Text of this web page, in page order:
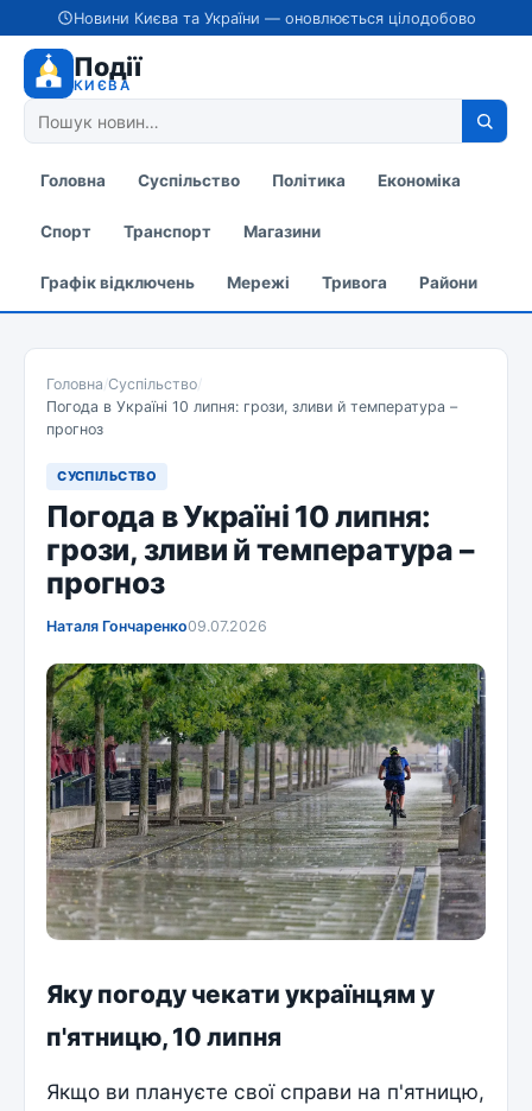
Новини Києва та України — оновлюється цілодобово
Події
КИЄВА
Головна Суспільство Політика Економіка
Спорт Транспорт Магазини
Графік відключень Мережі Тривога Райони
Головна/Суспільство/
Погода в Україні 10 липня: грози, зливи й температура –
прогноз
СУСПІЛЬСТВО
Погода в Україні 10 липня:
грози, зливи й температура –
прогноз
Наталя Гончаренко09.07.2026
Яку погоду чекати українцям у
п'ятницю, 10 липня
Якщо ви плануєте свої справи на п'ятницю,